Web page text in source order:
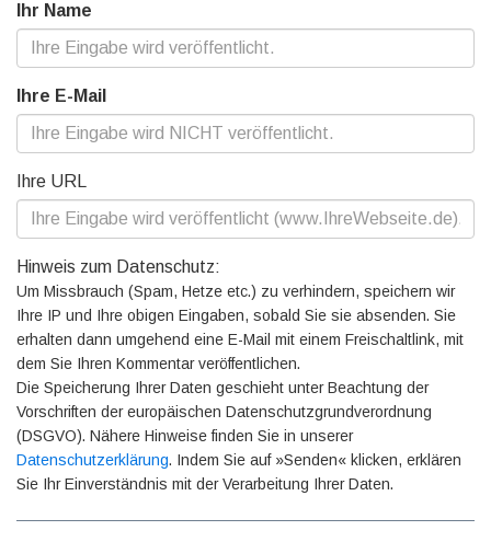
Ihr Name
Ihre E-Mail
Ihre URL
Hinweis zum Datenschutz:
Um Missbrauch (Spam, Hetze etc.) zu verhindern, speichern wir
Ihre IP und Ihre obigen Eingaben, sobald Sie sie absenden. Sie
erhalten dann umgehend eine E-Mail mit einem Freischaltlink, mit
dem Sie Ihren Kommentar veröffentlichen.
Die Speicherung Ihrer Daten geschieht unter Beachtung der
Vorschriften der europäischen Datenschutzgrundverordnung
(DSGVO). Nähere Hinweise finden Sie in unserer
Datenschutzerklärung. Indem Sie auf »Senden« klicken, erklären
Sie Ihr Einverständnis mit der Verarbeitung Ihrer Daten.